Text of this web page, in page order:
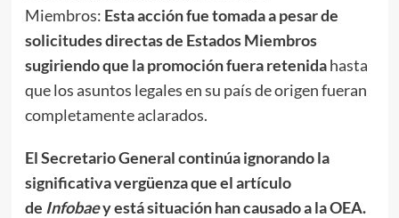
Miembros: Esta acción fue tomada a pesar de
solicitudes directas de Estados Miembros
sugiriendo que la promoción fuera retenidahasta
que los asuntos legales en su país de origen fueran
completamente aclarados.
El Secretario General continúa ignorando la
significativa vergüenza que el artículo
de Infobaey está situación han causado a la OEA.